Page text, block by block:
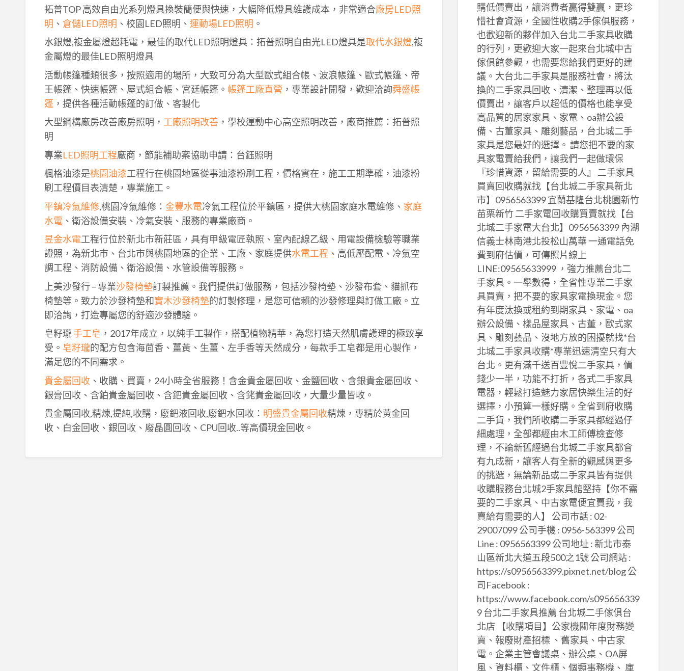
拓普TOP 高效自由光系列燈具換裝簡便與快速，大幅降低燈具維護成本，非常適合廠房LED照
明 、 倉儲LED照明 、校園LED照明、 運動場LED照明 。
水銀燈,複金屬燈超耗電，最佳的取代LED照明燈具：拓普照明自由光LED燈具是取代水銀燈,複
金屬燈的最佳LED照明燈具
活動帳篷種類很多，按照適用的場所，大致可分為大型歐式組合帳、波浪帳篷、歐式帳篷、帝
王帳篷、快速帳篷、屋式組合帳、宮廷帳篷。 帳篷工廠直營 ，專業設計開發，歡迎洽詢舜盛帳
篷，提供各種活動帳篷的訂做、客製化
大型鋼構廠房改善廠房照明， 工廠照明改善，學校運動中心高空照明改善，廠商推薦：拓普照
明
專業LED照明工程廠商，節能補助案協助申請：台鈺照明
楓格油漆是桃園油漆工程行在桃園地區從事油漆粉刷工程，價格實在，施工工期準確，油漆粉
刷工程價目表清楚，專業施工。
平鎮冷氣維修,桃園冷氣維修： 金豐水電冷氣工程位於平鎮區，提供大桃園家庭水電維修、 家庭
水電、衛浴設備安裝、冷氣安裝、服務的專業廠商。
昱金水電工程行位於新北市新莊區，具有甲級電匠執照、室內配線乙級、用電設備檢驗等職業
證照，為新北市、台北市與桃園地區的企業、工廠、家庭提供水電工程 、高低壓配電、冷氣空
調工程、消防設備、衛浴設備、水管設備等服務。
上美沙發行 – 專業沙發椅墊訂製推薦。我們提供訂做服務，包括沙發椅墊、沙發布套、貓抓布
椅墊等。致力於沙發椅墊和實木沙發椅墊的訂製修理，是您可信賴的沙發修理與訂做工廠。立
即洽詢，打造專屬您的舒適沙發體驗。
皂籽瓏手工皂 ，2017年成立，以純手工製作，搭配植物精華，為您打造天然肌膚護理的極致享
受。 皂籽瓏的配方包含海茴香、薑黃、生薑、左手香等天然成分，每款手工皂都是用心製作，
滿足您的不同需求。
貴金屬回收、收購、買賣，24小時全省服務！含金貴金屬回收、金鹽回收、含銀貴金屬回收、
銀膏回收、含鉑貴金屬回收、含鈀貴金屬回收、含銠貴金屬回收，大量少量皆收。
貴金屬回收,精煉,提純,收購，廢鈀液回收,廢鈀水回收： 明盛貴金屬回收精煉，專精於黃金回
收、白金回收、銀回收、廢晶圓回收、CPU回收..等高價現金回收。
購低價賣出，讓消費者贏得雙贏，更珍
惜社會資源，全國性收購2手傢俱服務，
也歡迎新的夥伴加入台北二手家具收購
的行列，更歡迎大家一起來台北城中古
傢俱館參觀，也需要您給我們更好的建
議。大台北二手家具是服務社會，將汰
換的二手家具回收、清潔、整理再以低
價賣出，讓客戶以超低的價格也能享受
高品質的居家家具、家電、oa辦公設
備、古董家具、雕刻藝品，台北城二手
家具是您最好的選擇。 請您把不要的家
具家電賣給我們，讓我們一起做環保
『珍惜資源，留給需要的人』 二手家具
買賣回收購就找【台北城二手家具新北
市】0956563399 宜蘭基隆台北桃園新竹
苗栗新竹 二手家電回收購買賣就找【台
北城二手家電大台北】0956563399 內湖
信義士林南港北投松山萬華 一通電話免
費到府估價，可傳照片線上
LINE:09565633999 ，強力推薦台北二
手家具。一舉數得，全省性專業二手家
具買賣，把不要的家具家電換現金。您
有年度汰換或租約到期家具、家電、oa
辦公設備、樣品屋家具、古董，歐式家
具、雕刻藝品、沒地方放的困擾就找*台
北城二手家具收購*專業迅速清空只有大
台北。更有滿千送百豐悅二手家具，價
錢少一半，功能不打折，各式二手家具
電器，輕鬆打造魅力家居快樂生活的好
選擇，小預算一樣好購。全省到府收購
二手貨，我們所收購二手家具都經過仔
細處理，全部都經由木工師傅檢查修
理，不論新舊經過台北城二手家具都會
有九成新，讓客人有全新的觀感與更多
的挑選，無論新品或二手家具皆有提供
收購服務台北城2手家具館堅持【你不需
要的二手家具、中古家電便宜賣我，我
賣給有需要的人】 公司市話 : 02-
29007099 公司手機 : 0956-563399 公司
Line : 0956563399 公司地址 : 新北市泰
山區新北大道五段500之1號 公司網站 :
https://s0956563399.pixnet.net/blog 公
司Facebook :
https://www.facebook.com/s095656339
9 台北二手家具推薦 台北城二手傢俱台
北店 【收購項目】公家機關年度財務變
賣、報廢財產招標 、舊家具、中古家
電。企業主管會議桌、辦公桌、OA屏
風、資料櫃、文件櫃、個類事務機、 庫